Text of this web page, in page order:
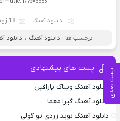
پست بعدی
دانلود آهنگ 18 ژوئن 2026
برچسب ها : دانلود آهنگ ، دانلود
پست های پیشنهادی
دانلود آهنگ ویناک پارافین
دانلود آهنگ گیرا معما
دانلود آهنگ نوید زردی تو گولی